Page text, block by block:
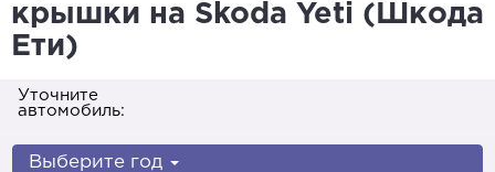
крышки на Skoda Yeti (Шкода
Ети)
Уточните
автомобиль:
Выберите год